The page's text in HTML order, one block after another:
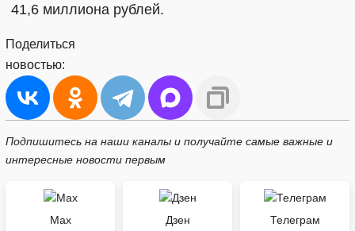
41,6 миллиона рублей.
Поделиться
новостью:
Подпишитесь на наши каналы и получайте самые важные и
интересные новости первым
Max Дзен Телеграм